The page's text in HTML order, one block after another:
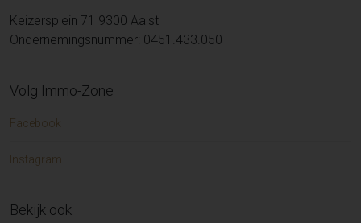
Keizersplein 71 9300 Aalst
Ondernemingsnummer: 0451.433.050
Volg Immo-Zone
Facebook
Instagram
Bekijk ook